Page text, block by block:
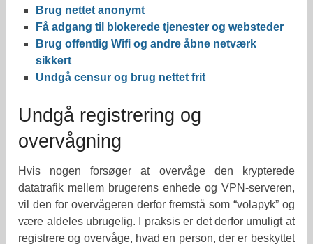
Brug nettet anonymt
Få adgang til blokerede tjenester og websteder
Brug offentlig Wifi og andre åbne netværk
sikkert
Undgå censur og brug nettet frit
Undgå registrering og
overvågning
Hvis nogen forsøger at overvåge den krypterede
datatrafik mellem brugerens enhede og VPN-serveren,
vil den for overvågeren derfor fremstå som “volapyk” og
være aldeles ubrugelig. I praksis er det derfor umuligt at
registrere og overvåge, hvad en person, der er beskyttet